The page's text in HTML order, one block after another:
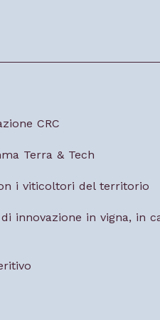
CRC
Terra & Tech
i viticoltori del territorio
innovazione in vigna, in